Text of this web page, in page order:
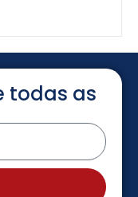
todas as